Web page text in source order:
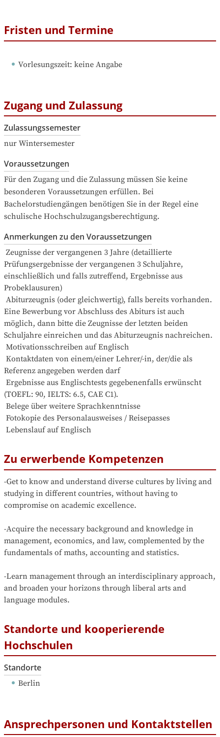
Fristen und Termine
Vorlesungszeit: keine Angabe
Zugang und Zulassung
Zulassungssemester
nur Wintersemester
Voraussetzungen
Für den Zugang und die Zulassung müssen Sie keine
besonderen Voraussetzungen erfüllen. Bei
Bachelorstudiengängen benötigen Sie in der Regel eine
schulische Hochschulzugangsberechtigung.
Anmerkungen zu den Voraussetzungen
 Zeugnisse der vergangenen 3 Jahre (detaillierte
Prüfungsergebnisse der vergangenen 3 Schuljahre,
einschließlich und falls zutreffend, Ergebnisse aus
Probeklausuren)
 Abiturzeugnis (oder gleichwertig), falls bereits vorhanden.
Eine Bewerbung vor Abschluss des Abiturs ist auch
möglich, dann bitte die Zeugnisse der letzten beiden
Schuljahre einreichen und das Abiturzeugnis nachreichen.
 Motivationsschreiben auf Englisch
 Kontaktdaten von einem/einer Lehrer/-in, der/die als
Referenz angegeben werden darf
 Ergebnisse aus Englischtests gegebenenfalls erwünscht
(TOEFL: 90, IELTS: 6.5, CAE C1).
 Belege über weitere Sprachkenntnisse
 Fotokopie des Personalausweises / Reisepasses
 Lebenslauf auf Englisch
Zu erwerbende Kompetenzen
-Get to know and understand diverse cultures by living and
studying in different countries, without having to
compromise on academic excellence.
-Acquire the necessary background and knowledge in
management, economics, and law, complemented by the
fundamentals of maths, accounting and statistics.
-Learn management through an interdisciplinary approach,
and broaden your horizons through liberal arts and
language modules.
Standorte und kooperierende
Hochschulen
Standorte
Berlin
Ansprechpersonen und Kontaktstellen